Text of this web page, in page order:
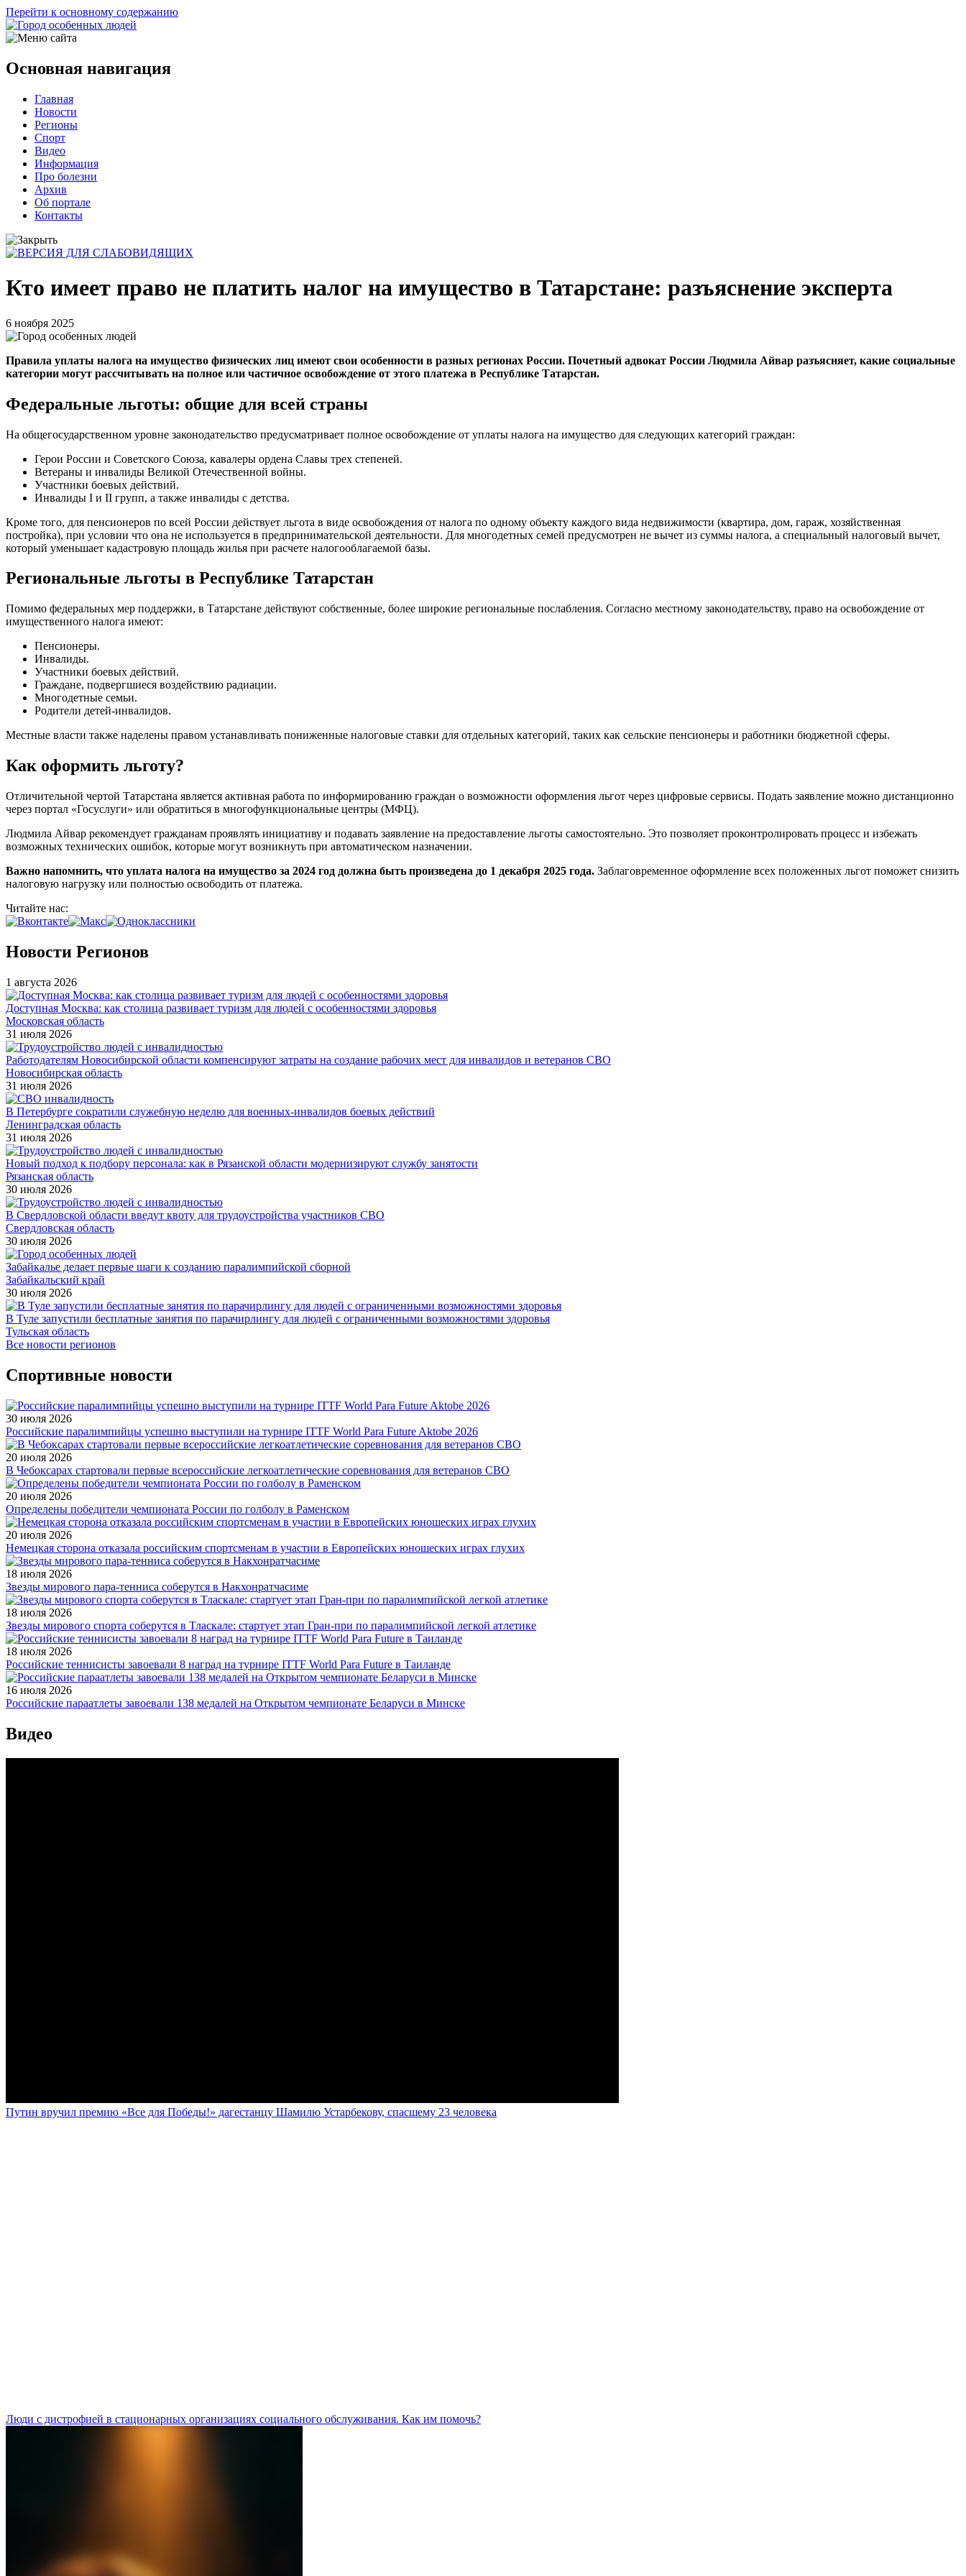
Перейти к основному содержанию
Основная навигация
Главная
Новости
Регионы
Спорт
Видео
Информация
Про болезни
Архив
Об портале
Контакты
Кто имеет право не платить налог на имущество в Татарстане: разъяснение эксперта
6 ноября 2025
Правила уплаты налога на имущество физических лиц имеют свои особенности в разных регионах России. Почетный адвокат России Людмила Айвар разъясняет, какие социальные
категории могут рассчитывать на полное или частичное освобождение от этого платежа в Республике Татарстан.
Федеральные льготы: общие для всей страны
На общегосударственном уровне законодательство предусматривает полное освобождение от уплаты налога на имущество для следующих категорий граждан:
Герои России и Советского Союза, кавалеры ордена Славы трех степеней.
Ветераны и инвалиды Великой Отечественной войны.
Участники боевых действий.
Инвалиды I и II групп, а также инвалиды с детства.
Кроме того, для пенсионеров по всей России действует льгота в виде освобождения от налога по одному объекту каждого вида недвижимости (квартира, дом, гараж, хозяйственная
постройка), при условии что она не используется в предпринимательской деятельности. Для многодетных семей предусмотрен не вычет из суммы налога, а специальный налоговый вычет,
который уменьшает кадастровую площадь жилья при расчете налогооблагаемой базы.
Региональные льготы в Республике Татарстан
Помимо федеральных мер поддержки, в Татарстане действуют собственные, более широкие региональные послабления. Согласно местному законодательству, право на освобождение от
имущественного налога имеют:
Пенсионеры.
Инвалиды.
Участники боевых действий.
Граждане, подвергшиеся воздействию радиации.
Многодетные семьи.
Родители детей-инвалидов.
Местные власти также наделены правом устанавливать пониженные налоговые ставки для отдельных категорий, таких как сельские пенсионеры и работники бюджетной сферы.
Как оформить льготу?
Отличительной чертой Татарстана является активная работа по информированию граждан о возможности оформления льгот через цифровые сервисы. Подать заявление можно дистанционно
через портал «Госуслуги» или обратиться в многофункциональные центры (МФЦ).
Людмила Айвар рекомендует гражданам проявлять инициативу и подавать заявление на предоставление льготы самостоятельно. Это позволяет проконтролировать процесс и избежать
возможных технических ошибок, которые могут возникнуть при автоматическом назначении.
Важно напомнить, что уплата налога на имущество за 2024 год должна быть произведена до 1 декабря 2025 года. Заблаговременное оформление всех положенных льгот поможет снизить
налоговую нагрузку или полностью освободить от платежа.
Читайте нас:
Новости Регионов
1 августа 2026
Доступная Москва: как столица развивает туризм для людей с особенностями здоровья
Московская область
31 июля 2026
Работодателям Новосибирской области компенсируют затраты на создание рабочих мест для инвалидов и ветеранов СВО
Новосибирская область
31 июля 2026
В Петербурге сократили служебную неделю для военных-инвалидов боевых действий
Ленинградская область
31 июля 2026
Новый подход к подбору персонала: как в Рязанской области модернизируют службу занятости
Рязанская область
30 июля 2026
В Свердловской области введут квоту для трудоустройства участников СВО
Свердловская область
30 июля 2026
Забайкалье делает первые шаги к созданию паралимпийской сборной
Забайкальский край
30 июля 2026
В Туле запустили бесплатные занятия по парачирлингу для людей с ограниченными возможностями здоровья
Тульская область
Все новости регионов
Спортивные новости
30 июля 2026
Российские паралимпийцы успешно выступили на турнире ITTF World Para Future Aktobe 2026
20 июля 2026
В Чебоксарах стартовали первые всероссийские легкоатлетические соревнования для ветеранов СВО
20 июля 2026
Определены победители чемпионата России по голболу в Раменском
20 июля 2026
Немецкая сторона отказала российским спортсменам в участии в Европейских юношеских играх глухих
18 июля 2026
Звезды мирового пара-тенниса соберутся в Накхонратчасиме
18 июля 2026
Звезды мирового спорта соберутся в Тласкале: стартует этап Гран-при по паралимпийской легкой атлетике
18 июля 2026
Российские теннисисты завоевали 8 наград на турнире ITTF World Para Future в Таиланде
16 июля 2026
Российские параатлеты завоевали 138 медалей на Открытом чемпионате Беларуси в Минске
Видео
Путин вручил премию «Все для Победы!» дагестанцу Шамилю Устарбекову, спасшему 23 человека
Люди с дистрофией в стационарных организациях социального обслуживания. Как им помочь?